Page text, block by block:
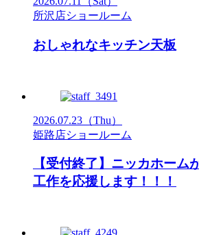
所沢店ショールーム
おしゃれなキッチン天板
2026.07.23 （Thu）
姫路店ショールーム
【受付終了】ニッカホーム
工作を応援します！！！